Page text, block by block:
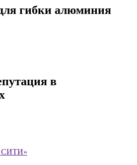
гибки алюминия
в